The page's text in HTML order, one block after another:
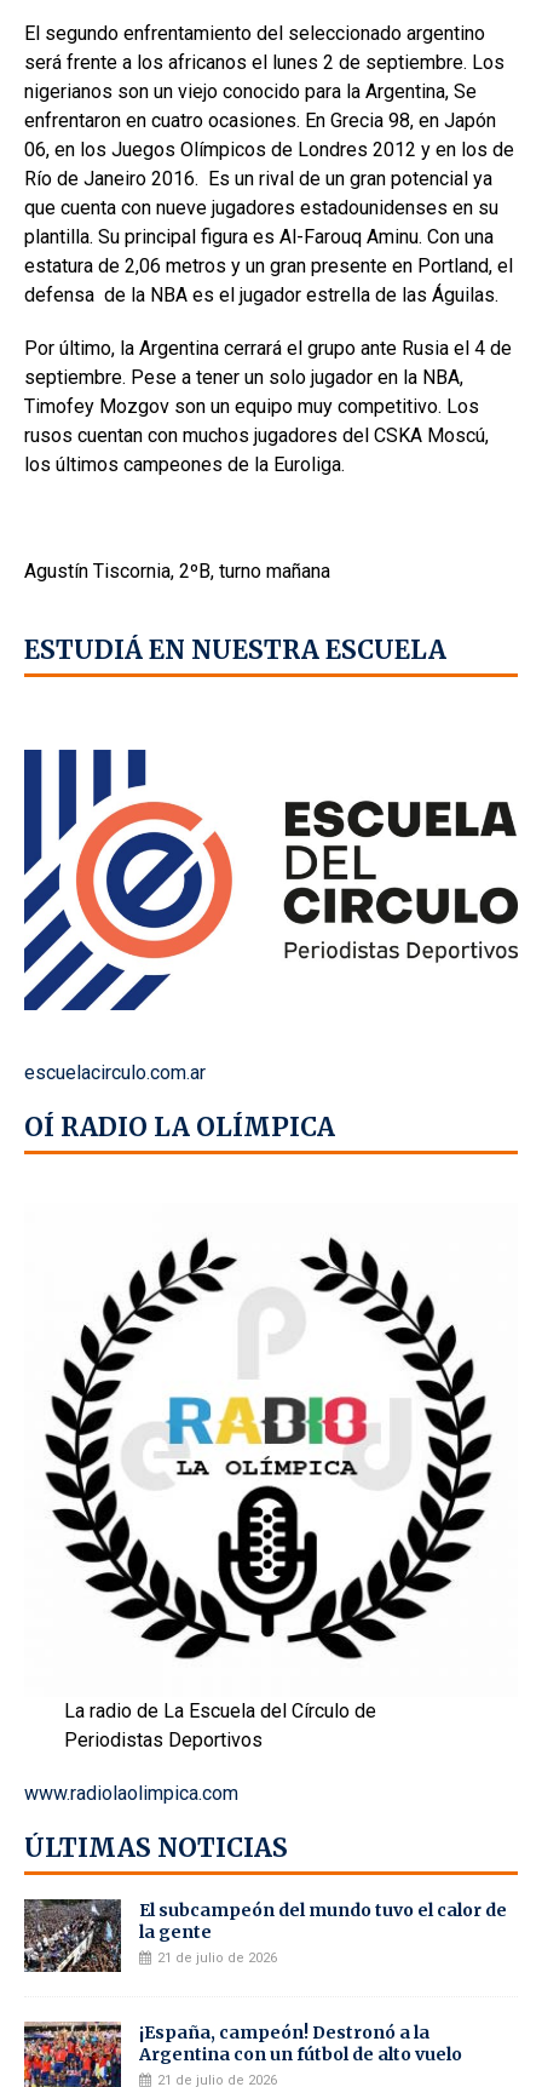
El segundo enfrentamiento del seleccionado argentino
será frente a los africanos el lunes 2 de septiembre. Los
nigerianos son un viejo conocido para la Argentina, Se
enfrentaron en cuatro ocasiones. En Grecia 98, en Japón
06, en los Juegos Olímpicos de Londres 2012 y en los de
Río de Janeiro 2016. Es un rival de un gran potencial ya
que cuenta con nueve jugadores estadounidenses en su
plantilla. Su principal figura es Al-Farouq Aminu. Con una
estatura de 2,06 metros y un gran presente en Portland, el
defensa de la NBA es el jugador estrella de las Águilas.
Por último, la Argentina cerrará el grupo ante Rusia el 4 de
septiembre. Pese a tener un solo jugador en la NBA,
Timofey Mozgov son un equipo muy competitivo. Los
rusos cuentan con muchos jugadores del CSKA Moscú,
los últimos campeones de la Euroliga.
Agustín Tiscornia, 2ºB, turno mañana
ESTUDIÁ EN NUESTRA ESCUELA
escuelacirculo.com.ar
OÍ RADIO LA OLÍMPICA
La radio de La Escuela del Círculo de
Periodistas Deportivos
www.radiolaolimpica.com
ÚLTIMAS NOTICIAS
El subcampeón del mundo tuvo el calor de
la gente
21 de julio de 2026
¡España, campeón! Destronó a la
Argentina con un fútbol de alto vuelo
21 de julio de 2026